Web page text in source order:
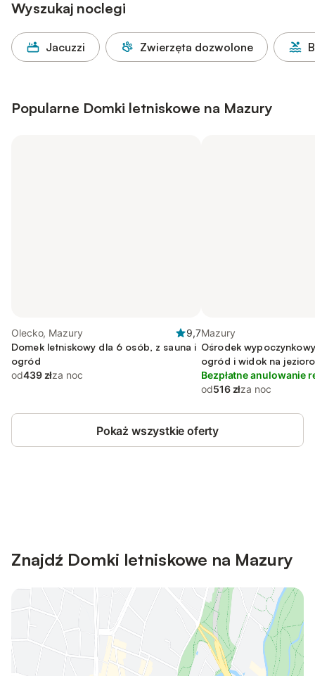
Wyszukaj noclegi
Jacuzzi Zwierzęta dozwolone
Popularne Domki letniskowe na Mazury
Olecko, Mazury
9,7
Domek letniskowy dla 6 osób, z sauna i
ogród
od439 złza noc
Mazury
Ośrodek
ogród i widok na jezioro
Bezpłatne anulowanie
od516 złza noc
Pokaż wszystkie oferty
Znajdź Domki letniskowe na Mazury